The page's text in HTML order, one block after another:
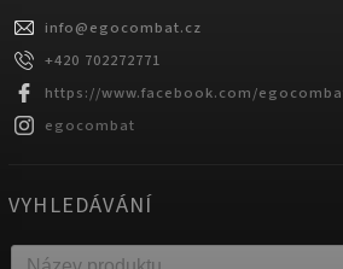
info@egocombat.cz
+420 702272771
https://www.facebook.com/
egocombat
VYHLEDÁVÁNÍ